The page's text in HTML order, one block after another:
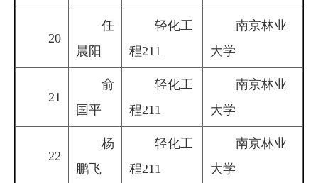
20
任
晨阳
轻化工
程211
南京林业
大学
21
俞
国平
轻化工
程211
南京林业
大学
22
杨
鹏飞
轻化工
程211
南京林业
大学